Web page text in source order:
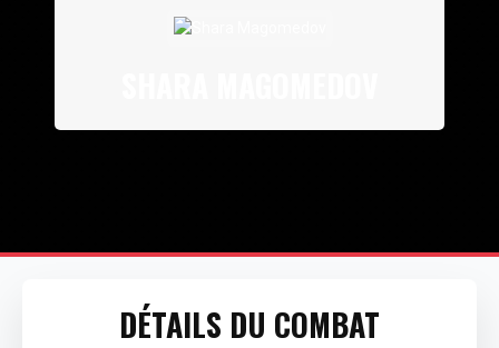
DÉTAILS DU COMBAT